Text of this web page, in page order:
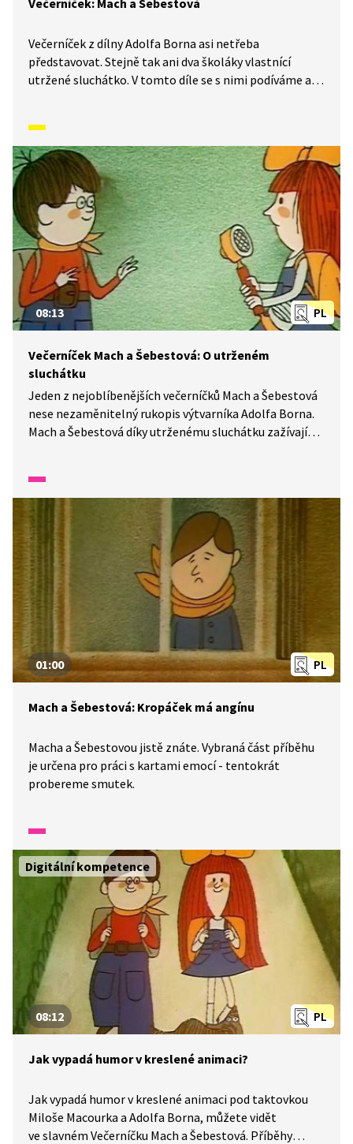
Večerníček: Mach a Šebestová
Večerníček z dílny Adolfa Borna asi netřeba
představovat. Stejně tak ani dva školáky vlastnící
utržené sluchátko. V tomto díle se s nimi podíváme až
PL
08:13
Večerníček Mach a Šebestová: O utrženém
sluchátku
Jeden z nejoblíbenějších večerníčků Mach a Šebestová
nese nezaměnitelný rukopis výtvarníka Adolfa Borna.
Mach a Šebestová díky utrženému sluchátku zažívají
PL
01:00
Mach a Šebestová: Kropáček má angínu
Macha a Šebestovou jistě znáte. Vybraná část příběhu
je určena pro práci s kartami emocí - tentokrát
probereme smutek.
Digitální kompetence
PL
08:12
Jak vypadá humor v kreslené animaci?
Jak vypadá humor v kreslené animaci pod taktovkou
Miloše Macourka a Adolfa Borna, můžete vidět
ve slavném Večerníčku Mach a Šebestová. Příběhy